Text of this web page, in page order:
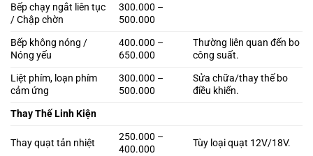
Bếp chạy ngắt liên tục
/ Chập chờn
300.000 –
500.000
Bếp không nóng /
Nóng yếu
400.000 –
650.000
Thường liên quan đến bo
công suất.
Liệt phím, loạn phím
cảm ứng
300.000 –
500.000
Sửa chữa/thay thế bo
điều khiển.
Thay Thế Linh Kiện
Thay quạt tản nhiệt
250.000 –
400.000
Tùy loại quạt 12V/18V.